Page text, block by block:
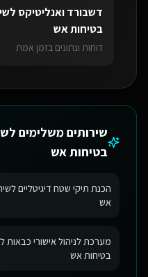
דשבורד ואנליטיקס ל
בטיחות אש
דוחות ונתונים בזמן אמת
שירותים משלימים ל
בטיחות אש
הכנת תיקי שטח דיגיטליים
אש
מערכת לניהול אישורי כבאות
בטיחות אש